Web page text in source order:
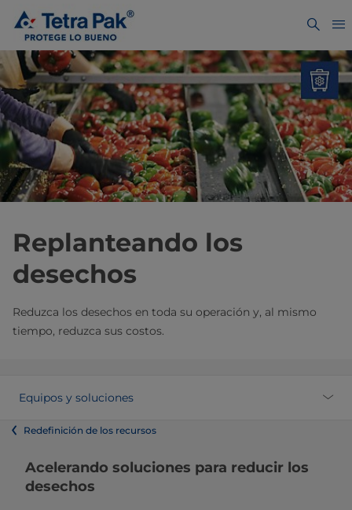
Replanteando los
desechos
Reduzca los desechos en toda su operación y, al mismo
tiempo, reduzca sus costos.
Equipos y soluciones
Redefinición de los recursos
Acelerando soluciones para reducir los
desechos